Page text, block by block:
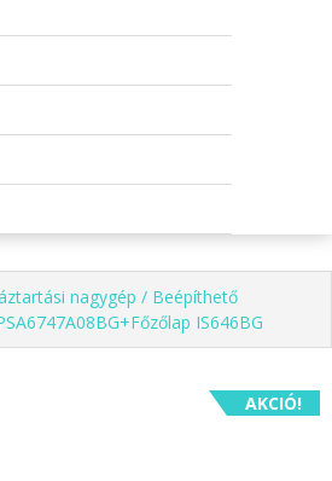
nagygép / Beépíthető
IS646BG
AKCIÓ!